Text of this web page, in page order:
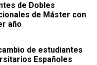
de Dobles
de Máster con
año
de estudiantes
Españoles